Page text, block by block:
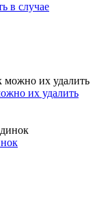
в случае
их удалить